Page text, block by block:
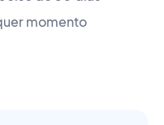
momento